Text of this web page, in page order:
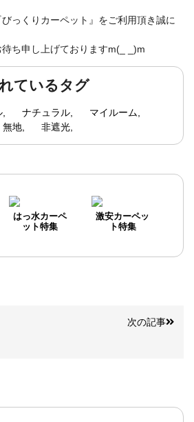
っくりカーペット』をご利用頂き誠に
ち申し上げておりますm(_ _)m
ているタグ
ナチュラル
マイルーム
無地 非遮光
はっ水カーペ
ット特集
激安カーペッ
ト特集
次の記事